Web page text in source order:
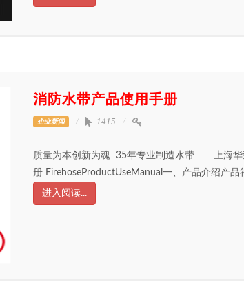
消防水带产品使用手册
企业新闻 1415
质量为本创新为魂 35年专业制造水带 上
册 FirehoseProductUseManual一、产品介绍产
进入阅读...